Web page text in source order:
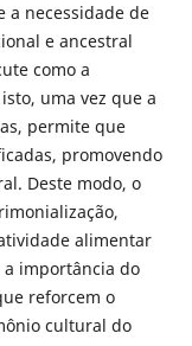
a necessidade de
e ancestral
como a
uma vez que a
permite que
promovendo
Deste modo, o
alimentar
a importância do
reforcem o
cultural do